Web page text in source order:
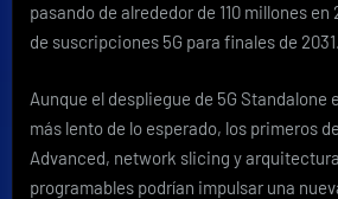
pasando de alrededor de 110 millones
de suscripciones 5G para finales de 2031.
Aunque el despliegue de 5G Standalone
más lento de lo esperado, los primeros
Advanced, network slicing y
programables podrían impulsar una